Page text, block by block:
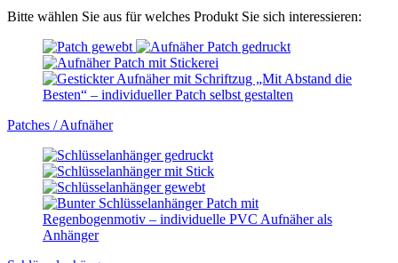
Bitte wählen Sie aus für welches Produkt Sie sich interessieren:
Patches / Aufnäher